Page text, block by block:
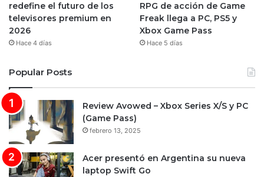
redefine el futuro de los
televisores premium en
2026
Hace 4 días
RPG de acción de Game
Freak llega a PC, PS5 y
Xbox Game Pass
Hace 5 días
Popular Posts
Review Avowed – Xbox Series X/S y PC
(Game Pass)
febrero 13, 2025
Acer presentó en Argentina su nueva
laptop Swift Go